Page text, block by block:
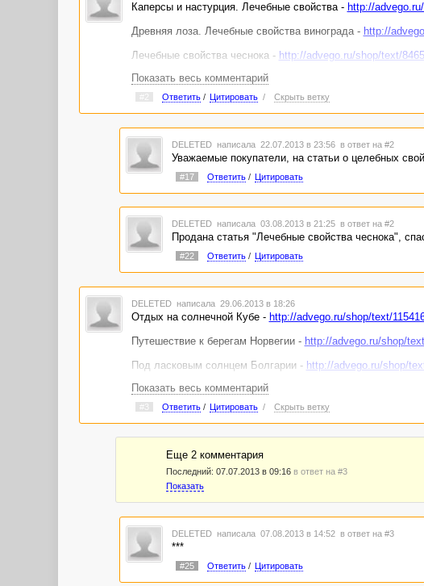
Каперсы и настурция. Лечебные свойства - http://
Древняя лоза. Лечебные свойства винограда - http://
Лечебные свойства чеснока - http://advego.ru/shop/text/
Лечебные свойства розмарина -
Полезные свойства киви - http://advego.ru/shop/text/
Какао. Вкус детства и вкус здоровья -http://advego.ru/
Аппаратные методики косметологии для стройности и
Показать весь комментарий
#2 Ответить/ Цитировать / Скрыть ветку
DELETED написала 22.07.2013 в 23:56 в ответ на #2
Уважаемые покупатели, на статьи о целебных
#17 Ответить/ Цитировать
DELETED написала 03.08.2013 в 21:25 в ответ на #2
Продана статья "Лечебные свойства чеснока",
#22 Ответить/ Цитировать
DELETED написала 29.06.2013 в 18:26
Отдых на солнечной Кубе - http://advego.ru/shop/text/
Путешествие к берегам Норвегии - http://advego.ru/shop/
Под ласковым солнцем Болгарии - http://advego.ru/shop/
Курортная Швейцария -http://advego.ru/shop/text/11862744/
Традиционная кухня Армении -http://advego.ru/shop/text/
Особый мир Венеции -http://advego.ru/shop/text/12352079/.
Знойная Севилья -http://advego.ru/shop/text/12352863/
Показать весь комментарий
#3 Ответить/ Цитировать / Скрыть ветку
Еще 2 комментария
Последний: 07.07.2013 в 09:16 в ответ на #3
Показать
DELETED написала 07.08.2013 в 14:52 в ответ на #3
***
#25 Ответить/ Цитировать